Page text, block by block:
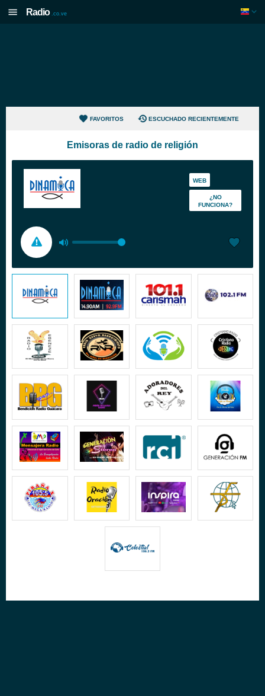
Radio .co.ve
FAVORITOS ESCUCHADO RECIENTEMENTE
Emisoras de radio de religión
WEB
¿NO
FUNCIONA?